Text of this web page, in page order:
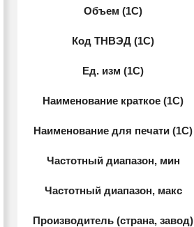
Объем (1С)
Код ТНВЭД (1С)
Ед. изм (1С)
Наименование краткое (1C)
Наименование для печати (1С)
Частотный диапазон, мин
Частотный диапазон, макс
Производитель (страна, завод)